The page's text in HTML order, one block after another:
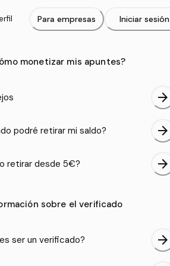
monetizar mis apuntes?
arrow_forward
podré retirar mi saldo? arrow_forward
retirar desde 5€? arrow_forward
sobre el verificado
ser un verificado? arrow_forward
Para empresas Iniciar sesión